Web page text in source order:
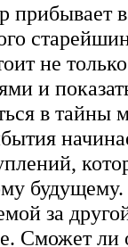
прибывает
не
и
в тайны
за
Сможет ли